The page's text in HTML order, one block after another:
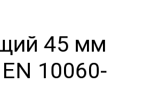
45 мм
10060-